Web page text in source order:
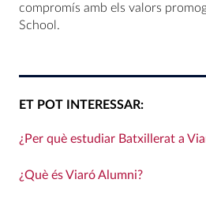
compromís amb els valors
School.
ET POT INTERESSAR:
¿Per què estudiar Batxillerat a
¿Què és Viaró Alumni?